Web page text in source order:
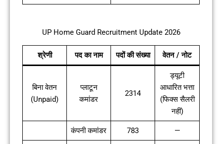
UP Home Guard Recruitment Update 2026
श्रेणी पद का नाम पदों की संख्या वेतन / नोट
बिना वेतन
(Unpaid)
प्लाटून
कमांडर
2314
ड्यूटी
आधारित भत्ता
(फिक्स सैलरी
नहीं)
कंपनी कमांडर 783 —